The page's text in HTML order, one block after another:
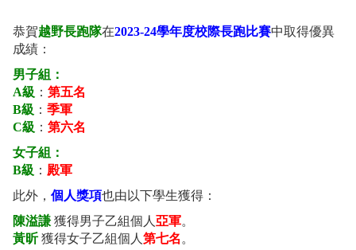
恭賀越野長跑隊在2023-24學年度校際長跑比賽中取得優異
成績：
男子組：
A級 ： 第五名
B級 ： 季軍
C級 ： 第六名
女子組：
B級 ： 殿軍
此外， 個人獎項也由以下學生獲得：
陳溢謙獲得男子乙組個人 亞軍。
黃昕獲得女子乙組個人 第七名 。